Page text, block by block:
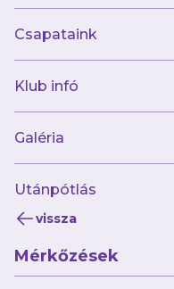
Csapataink
Klub infó
Galéria
Utánpótlás
vissza
Mérkőzések
2024.08.31